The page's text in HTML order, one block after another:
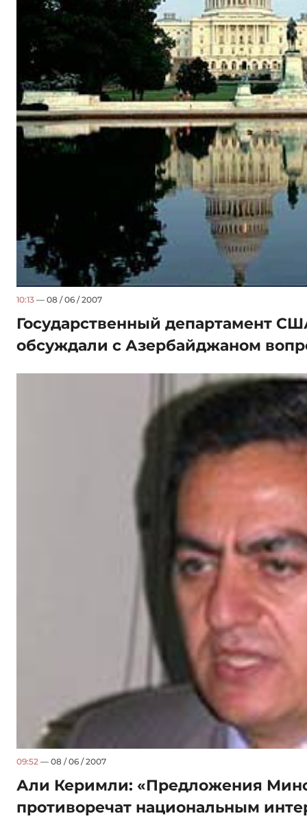
10:13 — 08 / 06 / 2007
Государственный департамент
обсуждали с Азербайджаном
09:52 — 08 / 06 / 2007
Али Керимли: «Предложения
противоречат национальным